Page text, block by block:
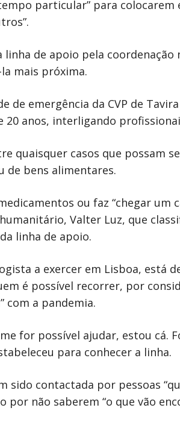
particular” para
de apoio pela
mais próxima.
de emergência da CVP de
anos, interligando
quaisquer casos que possam
de bens alimentares.
ou faz “chegar um
Valter Luz, que
linha de apoio.
a exercer em Lisboa, está
é possível recorrer, por
com a pandemia.
for possível ajudar, estou cá.
para conhecer a linha.
sido contactada por pessoas
por não saberem “o que vão